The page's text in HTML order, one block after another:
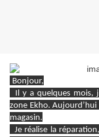
Bonjour,
Il y a quelques mois,
zone Ekho. Aujourd’hui
magasin.
Je réalise la